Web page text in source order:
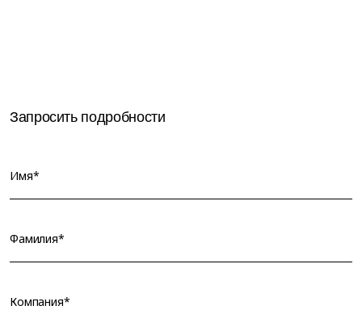
Запросить подробности
Имя*
Фамилия*
Компания*